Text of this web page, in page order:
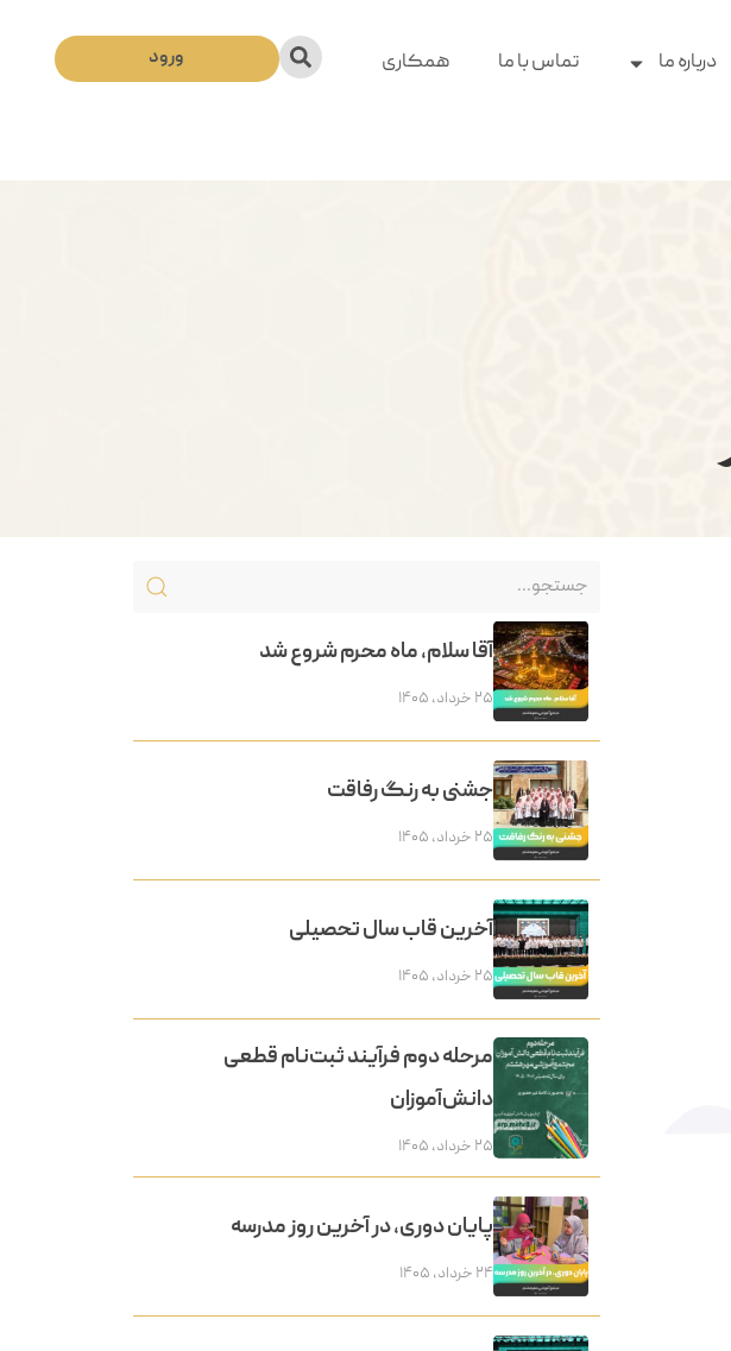
درباره ما تماس با ما
همکاری
ورود
آقا سلام، ماه محرم شروع شد
۲۵ خرداد, ۱۴۰۵
جشنی به رنگ رفاقت
۲۵ خرداد, ۱۴۰۵
آخرین قاب سال تحصیلی
۲۵ خرداد, ۱۴۰۵
مرحله دوم فرآیند ثبت‌نام قطعی
دانش‌آموزان
۲۵ خرداد, ۱۴۰۵
پایان دوری، در آخرین روز مدرسه
۲۴ خرداد, ۱۴۰۵